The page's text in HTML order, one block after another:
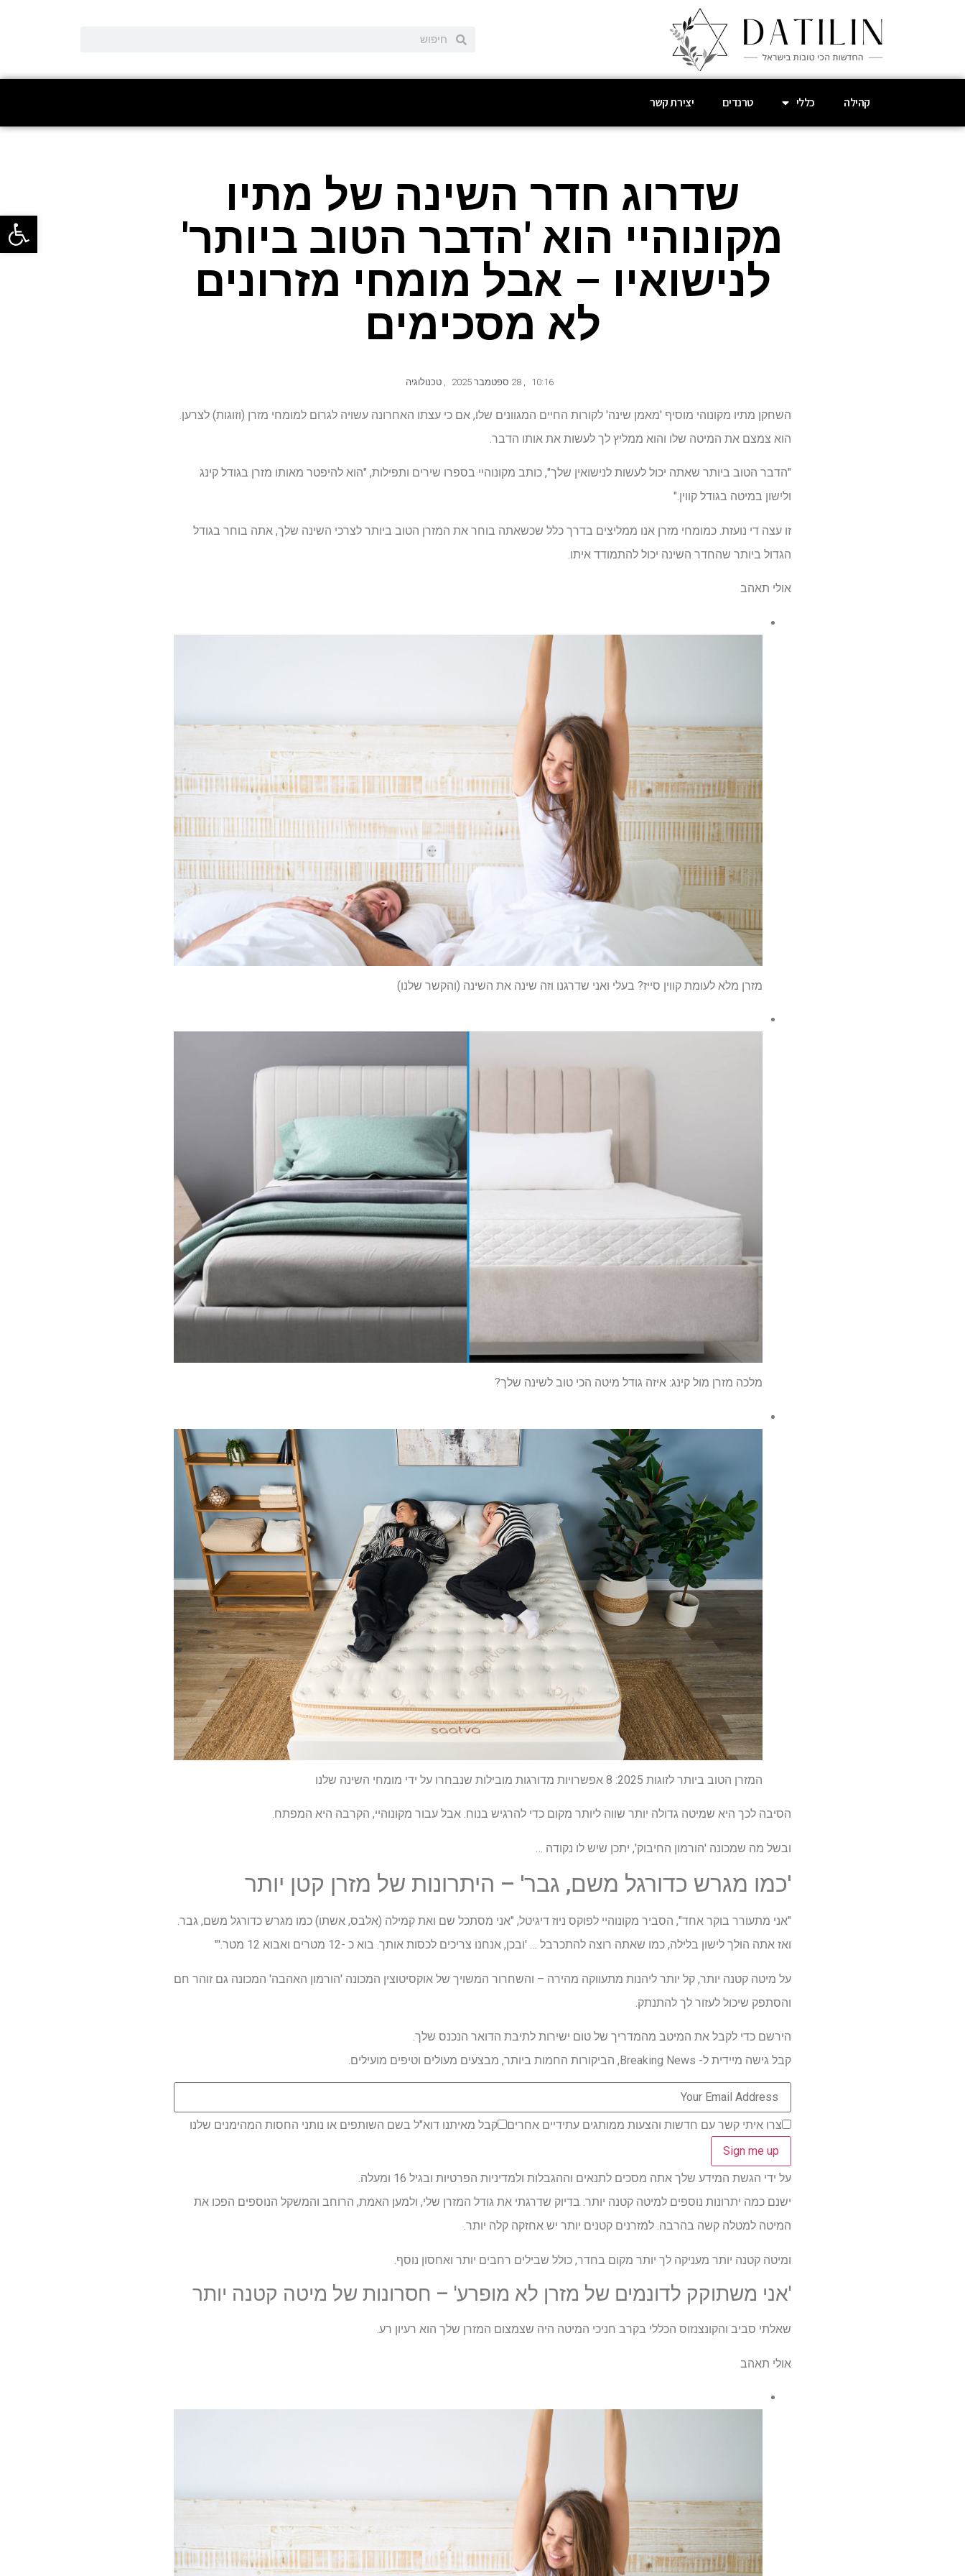
פתח
קהילה כללי טרנדים יצירת קשר
שדרוג חדר השינה של מתיו
מקונוהיי הוא 'הדבר הטוב ביותר'
לנישואיו – אבל מומחי מזרונים
לא מסכימים
10:16
,
, טכנולוגיה
השחקן מתיו מקונוהי מוסיף 'מאמן שינה' לקורות החיים המגוונים שלו, אם כי עצתו האחרונה עשויה לגרום למומחי מזרן (וזוגות) לצרען.
הוא צמצם את המיטה שלו והוא ממליץ לך לעשות את אותו הדבר.
"הדבר הטוב ביותר שאתה יכול לעשות לנישואין שלך", כותב מקונוהיי בספרו שירים ותפילות, "הוא להיפטר מאותו מזרן בגודל קינג
ולישון במיטה בגודל קווין."
זו עצה די נועזת. כמומחי מזרן אנו ממליצים בדרך כלל שכשאתה בוחר את המזרן הטוב ביותר לצרכי השינה שלך, אתה בוחר בגודל
הגדול ביותר שהחדר השינה יכול להתמודד איתו.
אולי תאהב
מזרן מלא לעומת קווין סייז? בעלי ואני שדרגנו וזה שינה את השינה (והקשר שלנו)
מלכה מזרן מול קינג: איזה גודל מיטה הכי טוב לשינה שלך?
המזרן הטוב ביותר לזוגות 2025: 8 אפשרויות מדורגות מובילות שנבחרו על ידי מומחי השינה שלנו
הסיבה לכך היא שמיטה גדולה יותר שווה ליותר מקום כדי להרגיש בנוח. אבל עבור מקונוהיי, הקרבה היא המפתח.
ובשל מה שמכונה 'הורמון החיבוק', יתכן שיש לו נקודה …
'כמו מגרש כדורגל משם, גבר' – היתרונות של מזרן קטן יותר
"אני מתעורר בוקר אחד", הסביר מקונוהיי לפוקס ניוז דיגיטל, "אני מסתכל שם ואת קמילה (אלבס, אשתו) כמו מגרש כדורגל משם, גבר.
ואז אתה הולך לישון בלילה, כמו שאתה רוצה להתכרבל … 'ובכן, אנחנו צריכים לכסות אותך. בוא כ -12 מטרים ואבוא 12 מטר.'"
על מיטה קטנה יותר, קל יותר ליהנות מתעווקה מהירה – והשחרור המשויך של אוקסיטוצין המכונה 'הורמון האהבה' המכונה גם זוהר חם
והסתפק שיכול לעזור לך להתנתק.
הירשם כדי לקבל את המיטב מהמדריך של טום ישירות לתיבת הדואר הנכנס שלך.
קבל גישה מיידית ל- Breaking News, הביקורות החמות ביותר, מבצעים מעולים וטיפים מועילים.
צרו איתי קשר עם חדשות והצעות ממותגים עתידיים אחרים קבל מאיתנו דוא"ל בשם השותפים או נותני החסות המהימנים שלנו
על ידי הגשת המידע שלך אתה מסכים לתנאים וההגבלות ולמדיניות הפרטיות ובגיל 16 ומעלה.
ישנם כמה יתרונות נוספים למיטה קטנה יותר. בדיוק שדרגתי את גודל המזרן שלי, ולמען האמת, הרוחב והמשקל הנוספים הפכו את
המיטה למטלה קשה בהרבה. למזרנים קטנים יותר יש אחזקה קלה יותר.
ומיטה קטנה יותר מעניקה לך יותר מקום בחדר, כולל שבילים רחבים יותר ואחסון נוסף.
'אני משתוקק לדונמים של מזרן לא מופרע' – חסרונות של מיטה קטנה יותר
שאלתי סביב והקונצנזוס הכללי בקרב חניכי המיטה היה שצמצום המזרן שלך הוא רעיון רע.
אולי תאהב